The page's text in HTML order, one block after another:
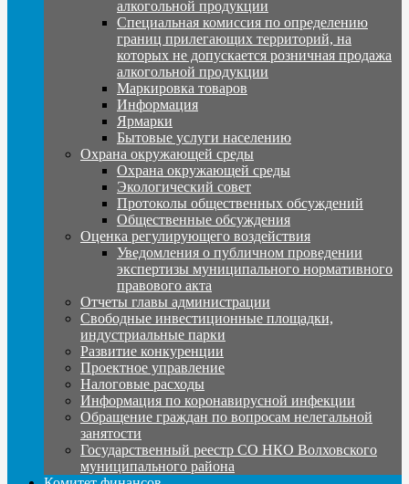
алкогольной продукции
Специальная комиссия по определению
границ прилегающих территорий, на
которых не допускается розничная продажа
алкогольной продукции
Маркировка товаров
Информация
Ярмарки
Бытовые услуги населению
Охрана окружающей среды
Охрана окружающей среды
Экологический совет
Протоколы общественных обсуждений
Общественные обсуждения
Оценка регулирующего воздействия
Уведомления о публичном проведении
экспертизы муниципального нормативного
правового акта
Отчеты главы администрации
Свободные инвестиционные площадки,
индустриальные парки
Развитие конкуренции
Проектное управление
Налоговые расходы
Информация по коронавирусной инфекции
Обращение граждан по вопросам нелегальной
занятости
Государственный реестр СО НКО Волховского
муниципального района